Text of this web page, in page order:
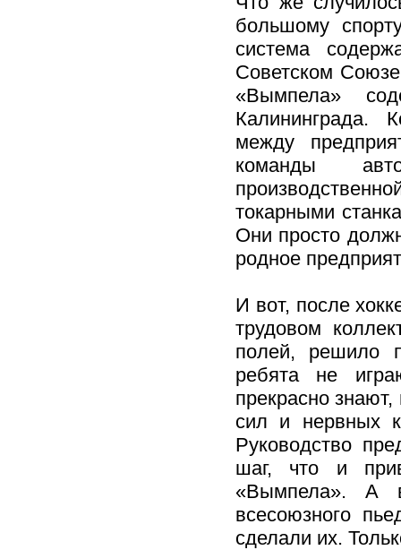
большому
система
Советском
«Вымпела»
Калининграда.
между
команды
токарными
Они просто
родное
И вот, после
трудовом
полей, решило
ребята не
прекрасно знают,
сил и нервных
Руководство
шаг, что и
«Вымпела». А
всесоюзного
сделали их.